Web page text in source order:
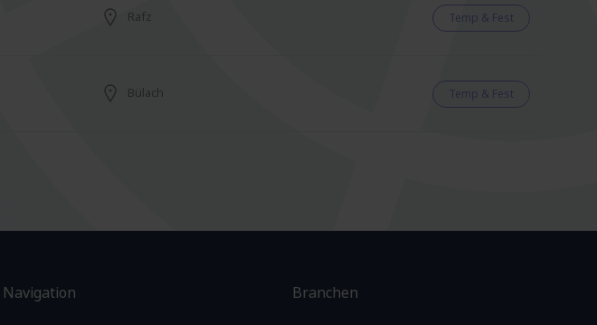
Rafz Temp & Fest
Bülach Temp & Fest
Navigation Branchen